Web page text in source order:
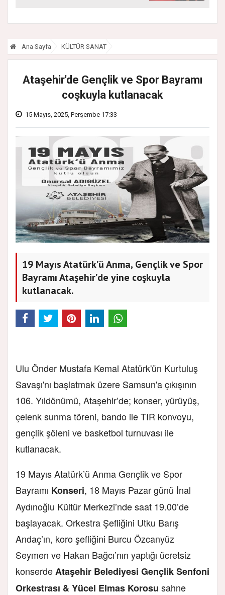
Ana Sayfa KÜLTÜR SANAT
Ataşehir'de Gençlik ve Spor Bayramı
coşkuyla kutlanacak
15 Mayıs, 2025, Perşembe 17:33
19 Mayıs Atatürk’ü Anma, Gençlik ve Spor
Bayramı Ataşehir’de yine coşkuyla
kutlanacak.
Ulu Önder Mustafa Kemal Atatürk'ün Kurtuluş
Savaşı'nı başlatmak üzere Samsun'a çıkışının
106. Yıldönümü, Ataşehir’de; konser, yürüyüş,
çelenk sunma töreni, bando ile TIR konvoyu,
gençlik şöleni ve basketbol turnuvası ile
kutlanacak.
19 Mayıs Atatürk’ü Anma Gençlik ve Spor
Bayramı Konseri, 18 Mayıs Pazar günü İnal
Aydınoğlu Kültür Merkezi’nde saat 19.00’de
başlayacak. Orkestra Şefliğini Utku Barış
Andaç’ın, koro şefliğini Burcu Özcanyüz
Seymen ve Hakan Bağcı’nın yaptığı ücretsiz
konserdeAtaşehir Belediyesi Gençlik Senfoni
Orkestrası & Yücel Elmas Korosu sahne